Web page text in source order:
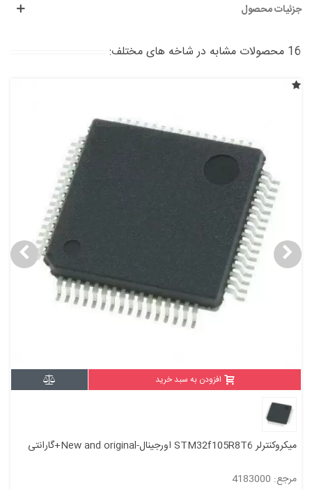
جزئیات محصول
16 محصولات مشابه در شاخه های مختلف:
افزودن به سبد خرید
میکروکنترلر STM32f105R8T6 اورجینال-New and original+گارانتی
مرجع: 4183000